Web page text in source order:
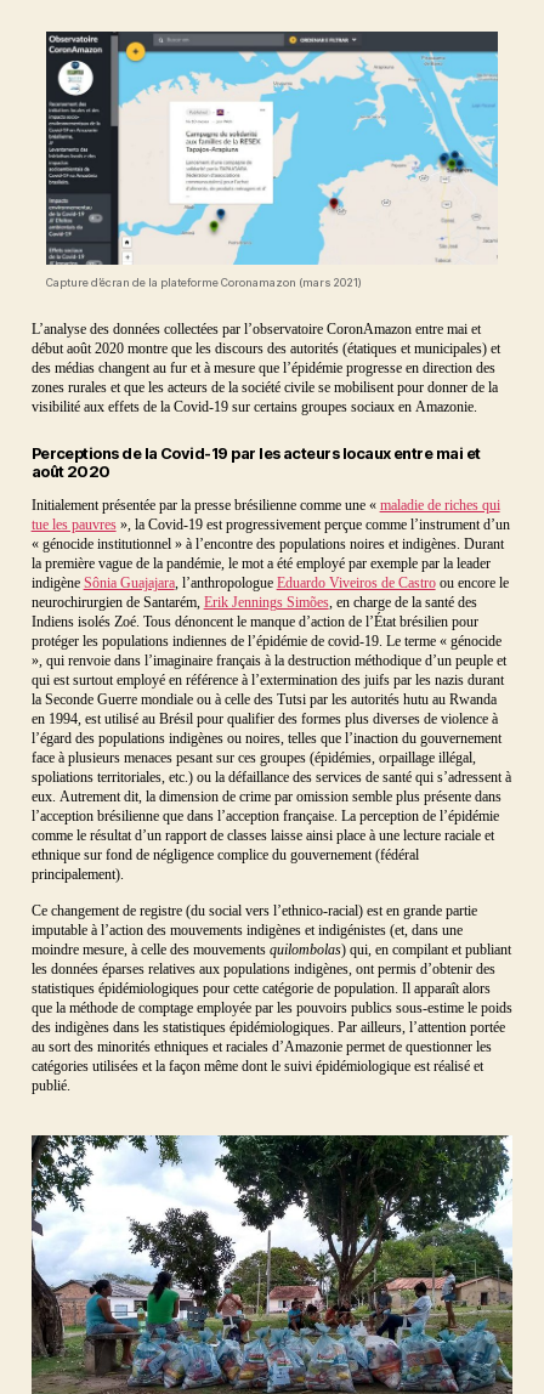
Capture d’écran de la plateforme Coronamazon (mars 2021)
L’analyse des données collectées par l’observatoire CoronAmazon entre mai et
début août 2020 montre que les discours des autorités (étatiques et municipales) et
des médias changent au fur et à mesure que l’épidémie progresse en direction des
zones rurales et que les acteurs de la société civile se mobilisent pour donner de la
visibilité aux effets de la Covid-19 sur certains groupes sociaux en Amazonie.
Perceptions de la Covid-19 par les acteurs locaux entre mai et
août 2020
Initialement présentée par la presse brésilienne comme une « maladie de riches qui
tue les pauvres», la Covid-19 est progressivement perçue comme l’instrument d’un
« génocide institutionnel » à l’encontre des populations noires et indigènes. Durant
la première vague de la pandémie, le mot a été employé par exemple par la leader
indigène Sônia Guajajara, l’anthropologue Eduardo Viveiros de Castroou encore le
neurochirurgien de Santarém, Erik Jennings Simões, en charge de la santé des
Indiens isolés Zoé. Tous dénoncent le manque d’action de l’État brésilien pour
protéger les populations indiennes de l’épidémie de covid-19. Le terme « génocide
», qui renvoie dans l’imaginaire français à la destruction méthodique d’un peuple et
qui est surtout employé en référence à l’extermination des juifs par les nazis durant
la Seconde Guerre mondiale ou à celle des Tutsi par les autorités hutu au Rwanda
en 1994, est utilisé au Brésil pour qualifier des formes plus diverses de violence à
l’égard des populations indigènes ou noires, telles que l’inaction du gouvernement
face à plusieurs menaces pesant sur ces groupes (épidémies, orpaillage illégal,
spoliations territoriales, etc.) ou la défaillance des services de santé qui s’adressent à
eux. Autrement dit, la dimension de crime par omission semble plus présente dans
l’acception brésilienne que dans l’acception française. La perception de l’épidémie
comme le résultat d’un rapport de classes laisse ainsi place à une lecture raciale et
ethnique sur fond de négligence complice du gouvernement (fédéral
principalement).
Ce changement de registre (du social vers l’ethnico-racial) est en grande partie
imputable à l’action des mouvements indigènes et indigénistes (et, dans une
moindre mesure, à celle des mouvements quilombolas) qui, en compilant et publiant
les données éparses relatives aux populations indigènes, ont permis d’obtenir des
statistiques épidémiologiques pour cette catégorie de population. Il apparaît alors
que la méthode de comptage employée par les pouvoirs publics sous-estime le poids
des indigènes dans les statistiques épidémiologiques. Par ailleurs, l’attention portée
au sort des minorités ethniques et raciales d’Amazonie permet de questionner les
catégories utilisées et la façon même dont le suivi épidémiologique est réalisé et
publié.